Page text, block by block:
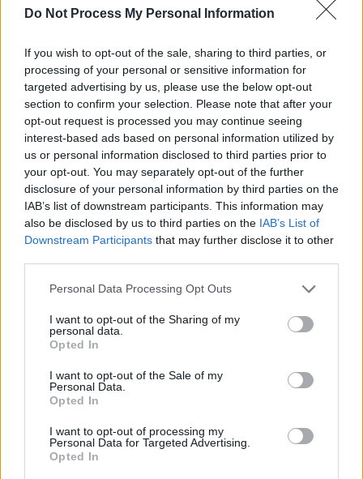
Do Not Process My Personal Information
If you wish to opt-out of the sale, sharing to third parties, or
processing of your personal or sensitive information for
targeted advertising by us, please use the below opt-out
section to confirm your selection. Please note that after your
opt-out request is processed you may continue seeing
interest-based ads based on personal information utilized by
us or personal information disclosed to third parties prior to
your opt-out. You may separately opt-out of the further
disclosure of your personal information by third parties on the
IAB’s list of downstream participants. This information may
also be disclosed by us to third parties on the IAB’s List of
Downstream Participants that may further disclose it to other
Personal Data Processing Opt Outs
I want to opt-out of the Sharing of my
personal data.
Opted In
I want to opt-out of the Sale of my
Personal Data.
Opted In
I want to opt-out of processing my
Personal Data for Targeted Advertising.
Opted In
PDF (Lazarus)
PNȚCD (Pavelescu)
PNCR (Terheș)
Partidul Patrioților (Surugiu)
FAR (Coarnă)
România pe Primul Loc (Ponta)
Altul
Arată rezultatele
ad